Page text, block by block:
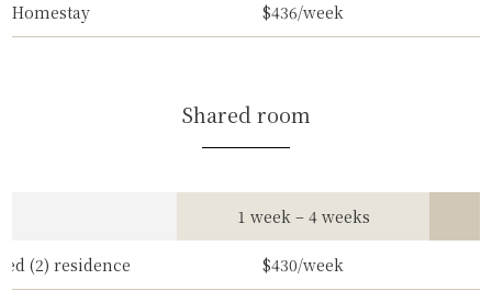
Homestay $436/week
Shared room
1 week – 4 weeks
(2) residence $430/week